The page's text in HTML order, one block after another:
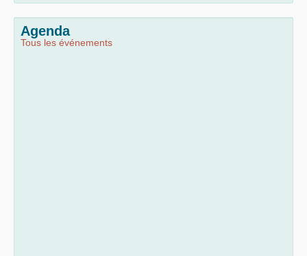
Agenda
Tous les événements